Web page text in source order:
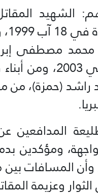
الشهيد
مصطفى
مخيم نهر البارد في 23
(حمزة)، من
المدافعين
ومؤكدين
وأن المسافات
وعزيمة